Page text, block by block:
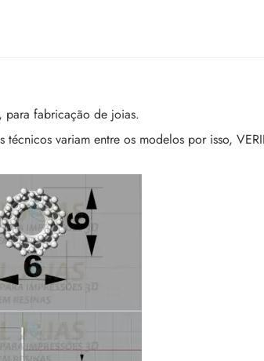
para fabricação de joias.
técnicos variam entre os modelos por isso,